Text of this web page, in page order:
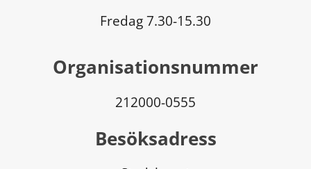
Fredag 7.30-15.30
Organisationsnummer
212000-0555
Besöksadress